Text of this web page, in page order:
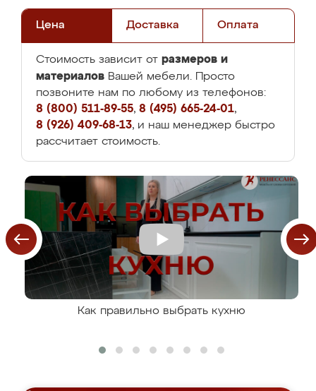
Цена Доставка Оплата
Стоимость зависит от размеров и
материалов Вашей мебели. Просто
позвоните нам по любому из телефонов:
8 (800) 511-89-55, 8 (495) 665-24-01,
8 (926) 409-68-13, и наш менеджер быстро
рассчитает стоимость.
Как правильно выбрать кухню